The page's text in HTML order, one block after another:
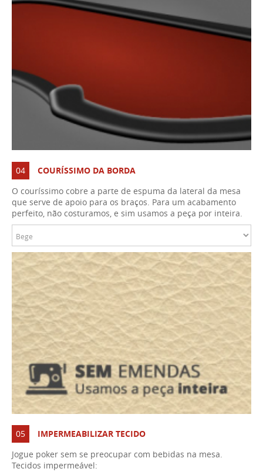
04
COURÍSSIMO DA BORDA
O couríssimo cobre a parte de espuma da lateral da mesa
que serve de apoio para os braços. Para um acabamento
perfeito, não costuramos, e sim usamos a peça por inteira.
05
IMPERMEABILIZAR TECIDO
Jogue poker sem se preocupar com bebidas na mesa.
Tecidos impermeável: